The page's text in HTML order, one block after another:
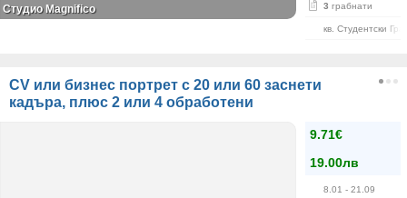
3 грабнати
кв. Студентски
Студио Magnifico
CV или бизнес портрет с 20 или 60 заснети
кадъра, плюс 2 или 4 обработени
9.71€
19.00лв
8.01 - 21.09